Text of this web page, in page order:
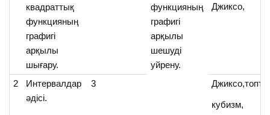
квадраттық
функцияның
графигі
арқылы
шығару.
функцияның
графигі
арқылы
шешуді
уйрену.
Джиксо,
2
Интервалдар
әдісі.
3
кубизм,